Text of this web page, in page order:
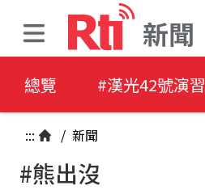
新聞
總覽 #漢光42號演習
::: / 新聞
#熊出沒